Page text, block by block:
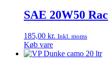
SAE 20W50
185,00 kr. Inkl. moms
Køb vare